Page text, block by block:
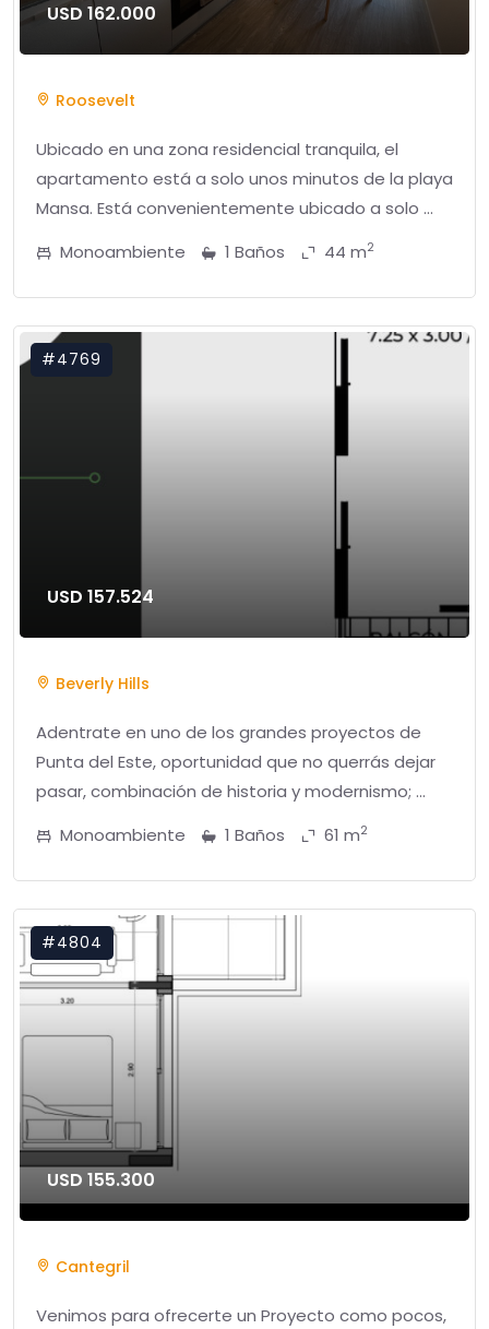
USD 162.000
Roosevelt
Ubicado en una zona residencial tranquila, el
apartamento está a solo unos minutos de la playa
Mansa. Está convenientemente ubicado a solo ...
Monoambiente
1 Baños 44 m2
#4769
USD 157.524
Beverly Hills
Adentrate en uno de los grandes proyectos de
Punta del Este, oportunidad que no querrás dejar
pasar, combinación de historia y modernismo; ...
Monoambiente
1 Baños 61 m2
#4804
USD 155.300
Cantegril
Venimos para ofrecerte un Proyecto como pocos,